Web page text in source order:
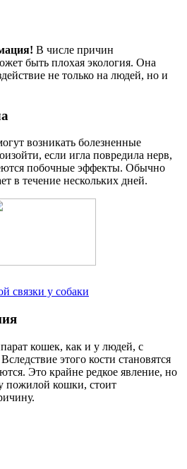
В числе причин
быть плохая экология. Она
не только на людей, но и
возникать болезненные
если игла повредила нерв,
побочные эффекты. Обычно
в течение нескольких дней.
связки у собаки
кошек, как и у людей, с
этого кости становятся
Это крайне редкое явление, но
пожилой кошки, стоит